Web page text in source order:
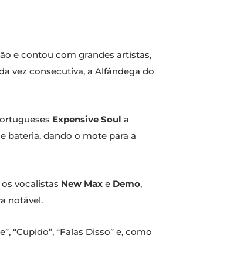
e contou com grandes artistas,
vez consecutiva, a Alfândega do
Expensive Soul a
bateria, dando o mote para a
vocalistas New Max e Demo,
notável.
“Cupido”, “Falas Disso” e, como